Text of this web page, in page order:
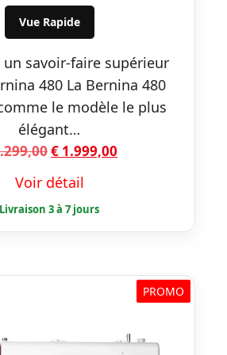
€ 2.299,00.
Vue Rapide
un savoir-faire supérieur
480 La Bernina 480
le modèle le plus
élégant…
Le
initial
était :
€ 2.299,00.
€ 1.999,00
€ 1.999,00.
Voir détail
PROMO